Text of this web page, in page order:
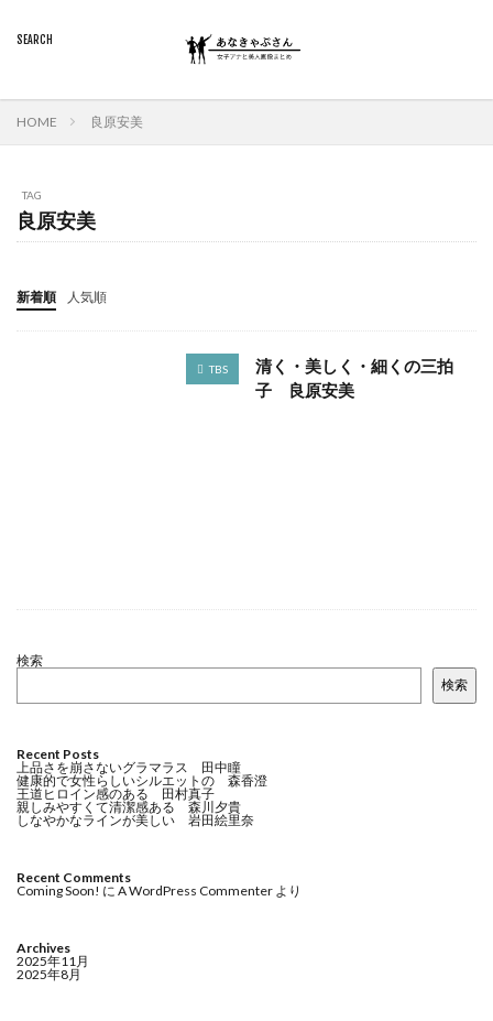
HOME 良原安美
TAG
良原安美
新着順 人気順
TBS
清く・美しく・細くの三拍
子 良原安美
検索
検索
Recent Posts
上品さを崩さないグラマラス 田中瞳
健康的で女性らしいシルエットの 森香澄
王道ヒロイン感のある 田村真子
親しみやすくて清潔感ある 森川夕貴
しなやかなラインが美しい 岩田絵里奈
Recent Comments
Coming Soon! に A WordPress Commenter より
Archives
2025年11月
2025年8月